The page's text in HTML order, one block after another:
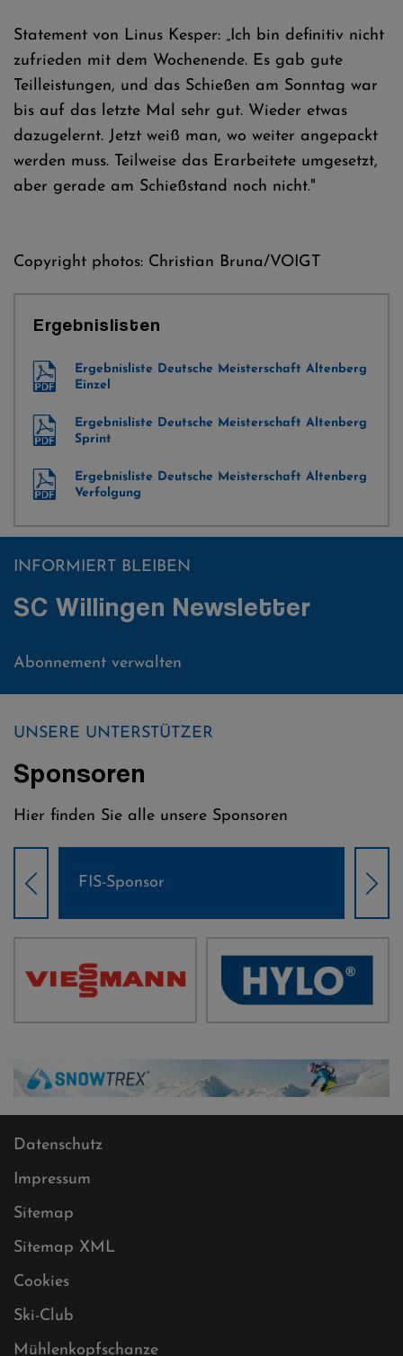
Statement von Linus Kesper: „Ich bin definitiv nicht
zufrieden mit dem Wochenende. Es gab gute
Teilleistungen, und das Schießen am Sonntag war
bis auf das letzte Mal sehr gut. Wieder etwas
dazugelernt. Jetzt weiß man, wo weiter angepackt
werden muss. Teilweise das Erarbeitete umgesetzt,
aber gerade am Schießstand noch nicht."
Copyright photos: Christian Bruna/VOIGT
Ergebnislisten
Ergebnisliste Deutsche Meisterschaft Altenberg
Einzel
Ergebnisliste Deutsche Meisterschaft Altenberg
Sprint
Ergebnisliste Deutsche Meisterschaft Altenberg
Verfolgung
INFORMIERT BLEIBEN
SC Willingen Newsletter
Abonnement verwalten
UNSERE UNTERSTÜTZER
Sponsoren
Hier finden Sie alle unsere Sponsoren
Weltcup-Sponsoren Damen
Datenschutz